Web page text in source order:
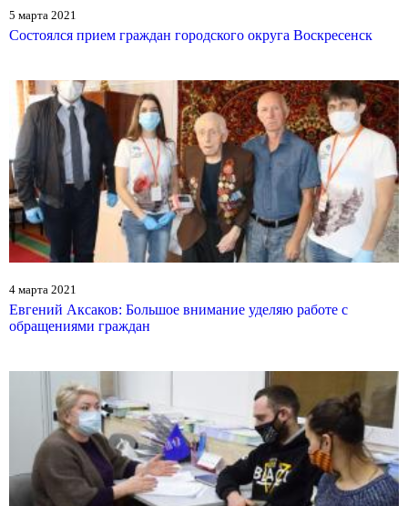
5 марта 2021
Состоялся прием граждан городского округа Воскресенск
4 марта 2021
Евгений Аксаков: Большое внимание уделяю работе с
обращениями граждан